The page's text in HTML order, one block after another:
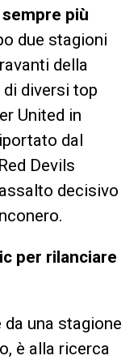
più
due stagioni
della
diversi top
United in
dal
Devils
decisivo
per rilanciare
una stagione
è alla ricerca